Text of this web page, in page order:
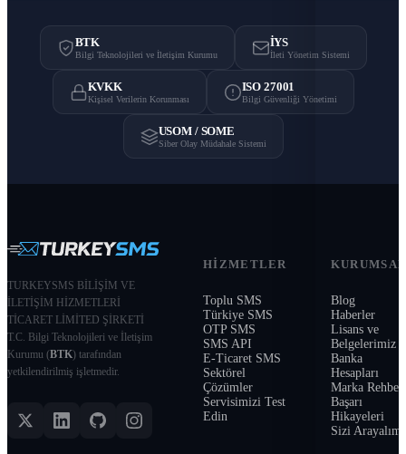
BTK
Bilgi Teknolojileri ve İletişim Kurumu
İYS
İleti Yönetim Sistemi
KVKK
Kişisel Verilerin Korunması
ISO 27001
Bilgi Güvenliği Yönetimi
USOM / SOME
Siber Olay Müdahale Sistemi
TURKEYSMS BİLİŞİM VE
İLETİŞİM HİZMETLERİ
TİCARET LİMİTED ŞİRKETİ
T.C. Bilgi Teknolojileri ve İletişim
Kurumu (BTK) tarafından
yetkilendirilmiş işletmedir.
HIZMETLER
Toplu SMS
Türkiye SMS
OTP SMS
SMS API
E-Ticaret SMS
Sektörel
Çözümler
Servisimizi Test
Edin
Blog
Haberler
Lisans ve
Belgelerimiz
Banka
Hesapları
Marka Rehberi
Başarı
Hikayeleri
Sizi Arayalım